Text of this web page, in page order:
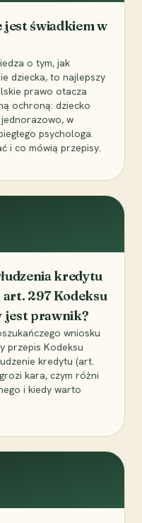
jest świadkiem w
o tym, jak
dziecka, to najlepszy
prawo otacza
ochroną: dziecko
w
psychologa.
i co mówią przepisy.
kredytu
297 Kodeksu
jest prawnik?
wniosku
przepis Kodeksu
kredytu (art.
kara, czym różni
i kiedy warto